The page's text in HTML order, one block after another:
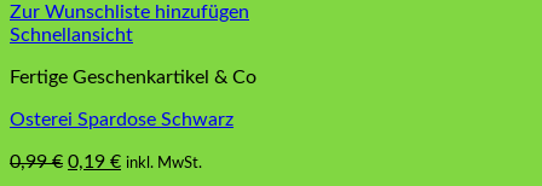
Zur Wunschliste hinzufügen
Schnellansicht
Fertige Geschenkartikel & Co
Osterei Spardose Schwarz
0,99€ Ursprünglicher
0,19 €Aktueller
inkl. MwSt.